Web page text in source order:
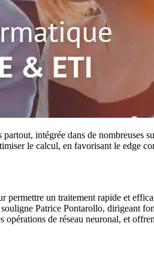
intégrée dans de
le calcul, en favorisant le edge
un traitement rapide et
Patrice Pontarollo, dirigeant
de réseau neuronal, et